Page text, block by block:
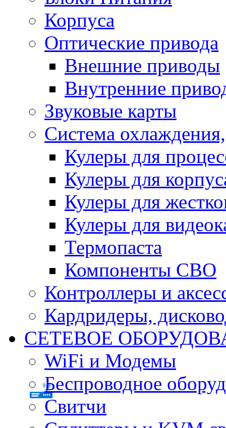
Корпуса
Оптические привода
Внешние приводы
Внутренние
Звуковые карты
Система
Кулеры для
Кулеры для
Кулеры для
Кулеры для
Термопаста
Компоненты СВО
Контроллеры и
Кардридеры,
СЕТЕВОЕ
WiFi и Модемы
Беспроводное
Свитчи